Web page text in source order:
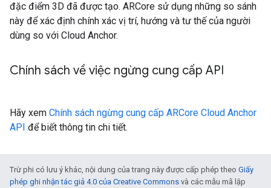
đặc điểm 3D đã được tạo. ARCore sử dụng những so sánh
này để xác định chính xác vị trí, hướng và tư thế của người
dùng so với Cloud Anchor.
Chính sách về việc ngừng cung cấp API
Hãy xem Chính sách ngừng cung cấp ARCore Cloud Anchor
API để biết thông tin chi tiết.
Trừ phi có lưu ý khác, nội dung của trang này được cấp phép theo Giấy
phép ghi nhận tác giả 4.0 của Creative Commons và các mẫu mã lập